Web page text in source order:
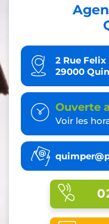
2 Rue
29000
Ouverte
Voir les